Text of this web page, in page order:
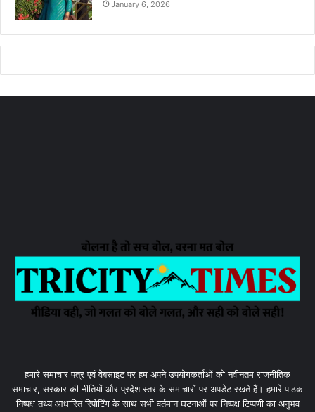
January 6, 2026
हमारे समाचार पत्र एवं वेबसाइट पर हम अपने उपयोगकर्ताओं को नवीनतम राजनीतिक
समाचार, सरकार की नीतियों और प्रदेश स्तर के समाचारों पर अपडेट रखते हैं। हमारे पाठक
निष्पक्ष तथ्य आधारित रिपोर्टिंग के साथ सभी वर्तमान घटनाओं पर निष्पक्ष टिप्पणी का अनुभव